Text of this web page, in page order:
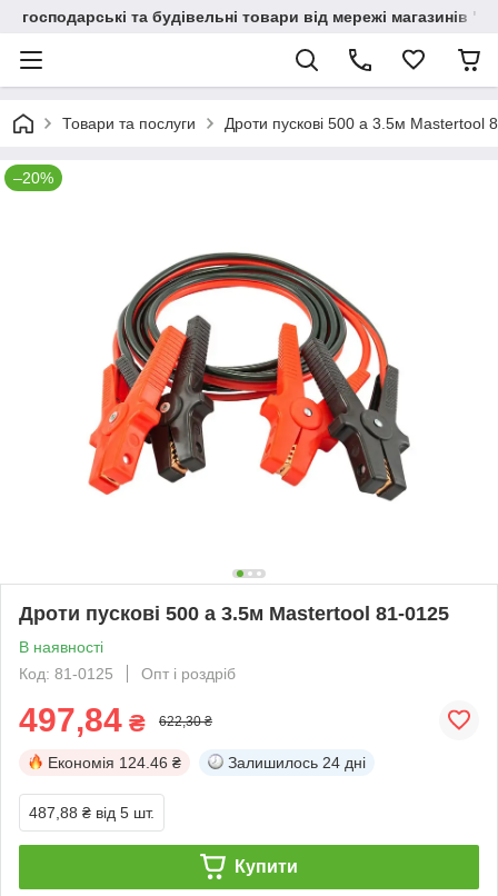
господарські та будівельні товари від мережі магазинів
Товари та послуги Дроти пускові 500 а 3.5м Mastertool
–20%
Дроти пускові 500 а 3.5м Mastertool 81-0125
В наявності
Код: 81-0125
Опт і роздріб
497,84 ₴ 622,30 ₴
Економія 124.46 ₴ Залишилось 24 дні
487,88 ₴ від 5 шт.
Купити